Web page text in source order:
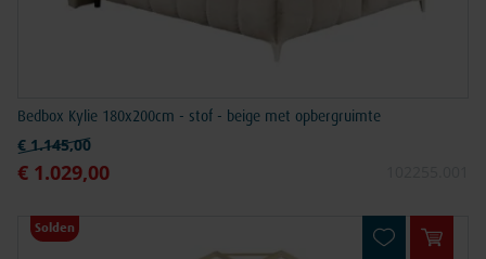
Bedbox Kylie 180x200cm - stof - beige met opbergruimte
Speciale prijs
€ 1.029,00
Normale prijs
€ 1.145,00
Solden
In